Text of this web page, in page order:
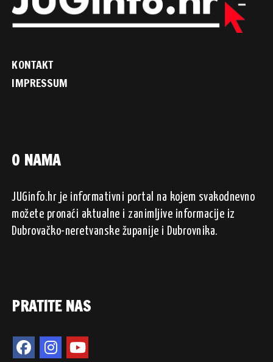
KONTAKT
IMPRESSUM
O NAMA
JUGinfo.hr je informativni portal na kojem svakodnevno
možete pronaći aktualne i zanimljive informacije iz
Dubrovačko-neretvanske županije i Dubrovnika.
PRATITE NAS